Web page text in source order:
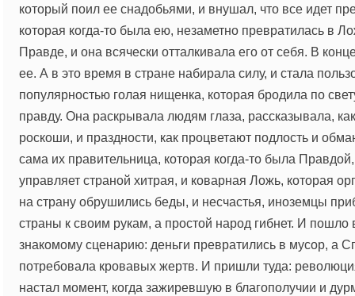
который поил ее снадобьями, и внушал, что все идет
которая когда-то была ею, незаметно превратилась в
Правде, и она всячески отталкивала его от себя. В
ее. А в это время в стране набирала силу, и стала
популярностью голая нищенка, которая бродила по
правду. Она раскрывала людям глаза, рассказывала,
роскоши, и праздности, как процветают подлость и
сама их правительница, которая когда-то была
управляет страной хитрая, и коварная Ложь, которая
на страну обрушились беды, и несчастья, иноземцы
страны к своим рукам, а простой народ гибнет. И пошло
знакомому сценарию: деньги превратились в мусор, а
потребовала кровавых жертв. И пришли туда:
настал момент, когда зажиревшую в благополучии и